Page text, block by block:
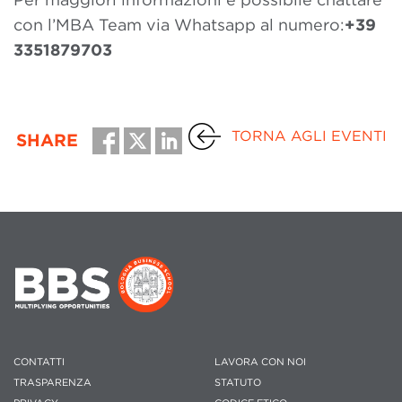
con l’MBA Team via Whatsapp al numero:+39
3351879703
SHARE TORNA AGLI EVENTI
CONTATTI
TRASPARENZA
LAVORA CON NOI
STATUTO